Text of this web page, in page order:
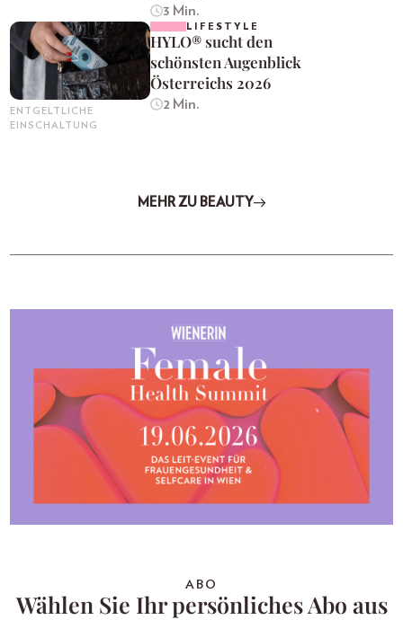
3 Min.
ENTGELTLICHE
EINSCHALTUNG
LIFESTYLE
HYLO® sucht den
schönsten Augenblick
Österreichs 2026
2 Min.
MEHR ZU BEAUTY
ABO
Wählen Sie Ihr persönliches Abo aus